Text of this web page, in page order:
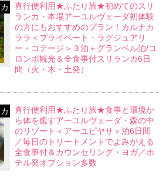
直行便利用★ふたり旅★初めてのスリ
ランカ・本場アーユルヴェーダ初体験
の方にもおすすめのプラン！カルナカ
ララ＜プライベート・ラグジュアリ
ー・コテージ＞３泊＋グランベル泊/コ
ロンボ観光＆全食事付スリランカ6日
間（火・木・土発）
直行便利用★ふたり旅★食事と環境か
ら体を癒すアーユルヴェーダ・森の中
のリゾート＜アーユピヤサ＞泊6日間
／毎日のトリートメントでよみがえる
全食事付＆カウンセリング・ヨガ／ホ
テル発オプション多数